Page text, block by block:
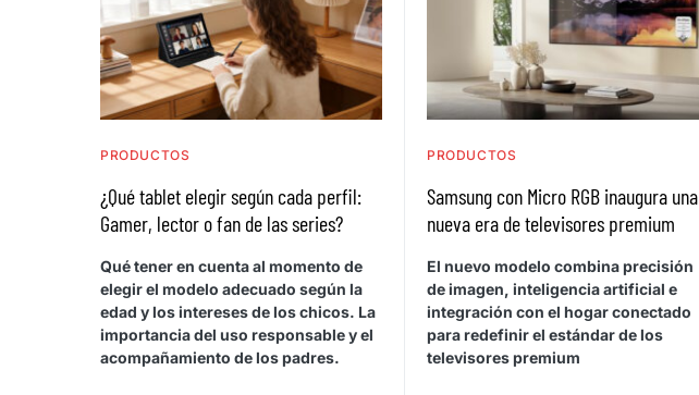
PRODUCTOS
¿Qué tablet elegir según cada perfil:
Gamer, lector o fan de las series?
Qué tener en cuenta al momento de
elegir el modelo adecuado según la
edad y los intereses de los chicos. La
importancia del uso responsable y el
acompañamiento de los padres.
PRODUCTOS
Samsung con Micro RGB inaugura una
nueva era de televisores premium
El nuevo modelo combina precisión
de imagen, inteligencia artificial e
integración con el hogar conectado
para redefinir el estándar de los
televisores premium